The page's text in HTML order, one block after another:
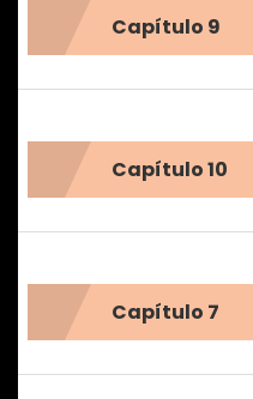
Capítulo 9
Capítulo 10
Capítulo 7